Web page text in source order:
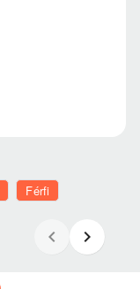
Férfi